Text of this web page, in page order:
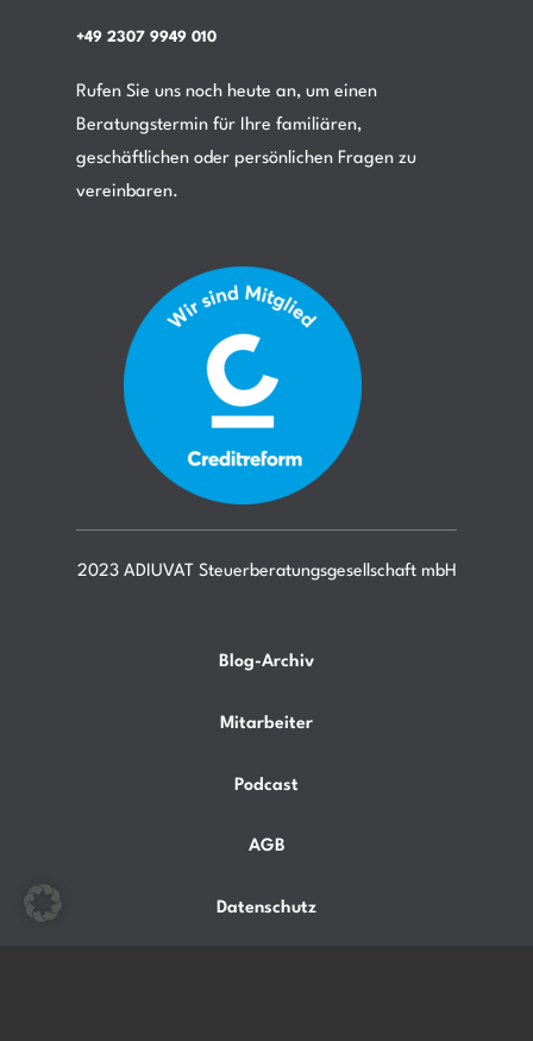
+49 2307 9949 010
Rufen Sie uns noch heute an, um einen
Beratungstermin für Ihre familiären,
geschäftlichen oder persönlichen Fragen zu
vereinbaren.
2023 ADIUVAT Steuerberatungsgesellschaft mbH
Blog-Archiv
Mitarbeiter
Podcast
AGB
Datenschutz